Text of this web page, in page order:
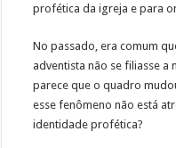
profética da igreja e para
No passado, era comum
adventista não se filiasse a
parece que o quadro
esse fenômeno não está
identidade profética?